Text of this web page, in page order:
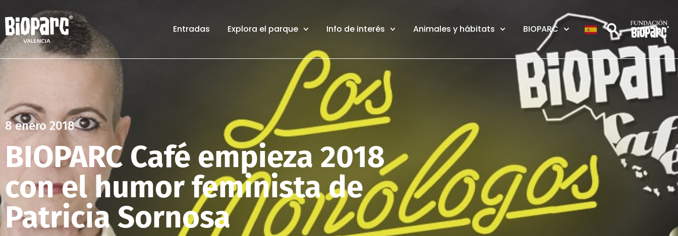
Entradas Explora el parque Info de interés Animales y hábitats BIOPARC
8 enero 2018
BIOPARC Café empieza 2018
con el humor feminista de
Patricia Sornosa